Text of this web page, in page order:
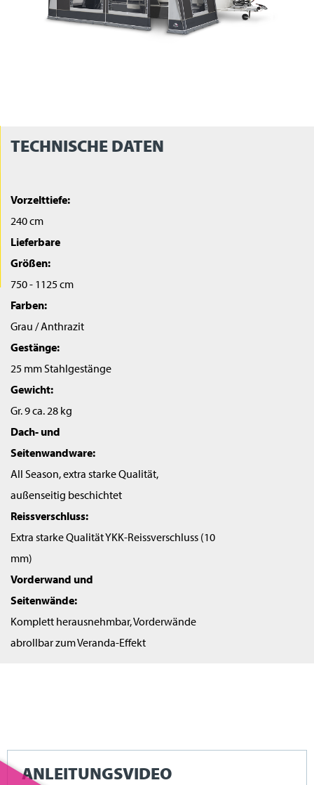
TECHNISCHE DATEN
Vorzelttiefe:
240 cm
Lieferbare
Größen:
750 - 1125 cm
Farben:
Grau / Anthrazit
Gestänge:
25 mm Stahlgestänge
Gewicht:
Gr. 9 ca. 28 kg
Dach- und
Seitenwandware:
All Season, extra starke Qualität,
außenseitig beschichtet
Reissverschluss:
Extra starke Qualität YKK-Reissverschluss (10
mm)
Vorderwand und
Seitenwände:
Komplett herausnehmbar, Vorderwände
abrollbar zum Veranda-Effekt
ANLEITUNGSVIDEO